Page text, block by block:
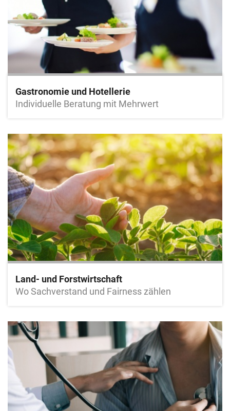
Gastronomie und Hotellerie
Individuelle Beratung mit Mehrwert
Land- und Forstwirtschaft
Wo Sachverstand und Fairness zählen